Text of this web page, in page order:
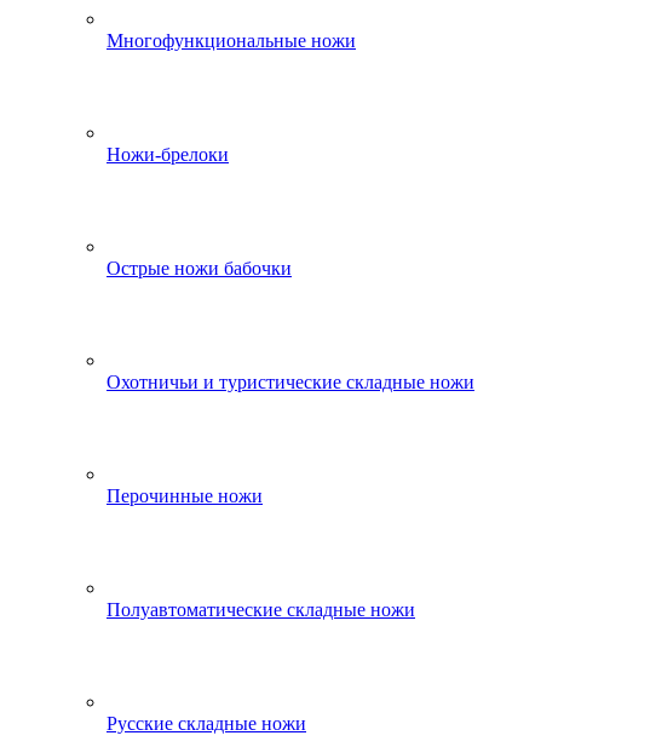
Многофункциональные ножи
Ножи-брелоки
Острые ножи бабочки
Охотничьи и туристические складные ножи
Перочинные ножи
Полуавтоматические складные ножи
Русские складные ножи